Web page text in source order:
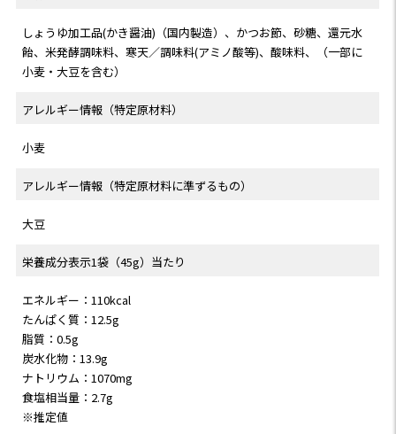
しょうゆ加工品(かき醤油)（国内製造）、かつお節、砂糖、還元水
飴、米発酵調味料、寒天／調味料(アミノ酸等)、酸味料、（一部に
小麦・大豆を含む）
アレルギー情報（特定原材料）
小麦
アレルギー情報（特定原材料に準ずるもの）
大豆
栄養成分表示1袋（45g）当たり
エネルギー：110kcal
たんぱく質：12.5g
脂質：0.5g
炭水化物：13.9g
ナトリウム：1070mg
食塩相当量：2.7g
※推定値